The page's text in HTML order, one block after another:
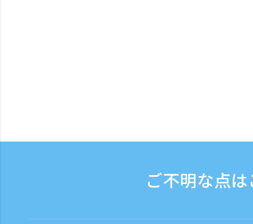
ご不明な点